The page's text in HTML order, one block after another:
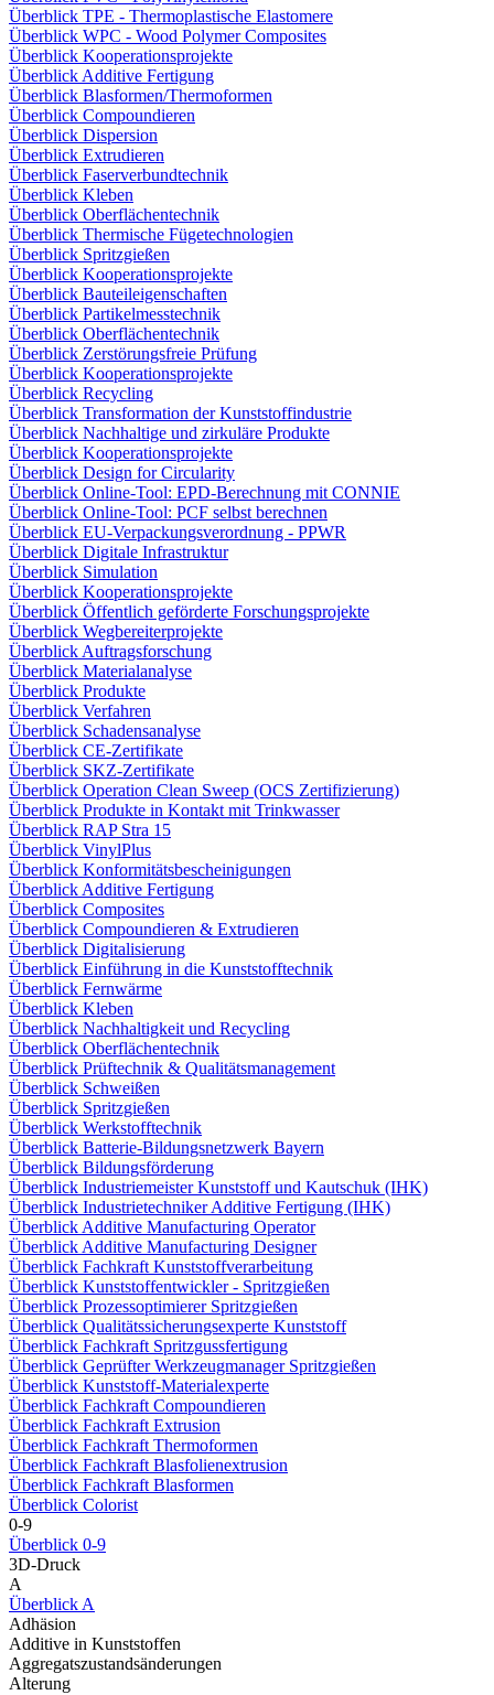
Überblick TPE - Thermoplastische Elastomere
Überblick WPC - Wood Polymer Composites
Überblick Kooperationsprojekte
Überblick Additive Fertigung
Überblick Blasformen/Thermoformen
Überblick Compoundieren
Überblick Dispersion
Überblick Extrudieren
Überblick Faserverbundtechnik
Überblick Kleben
Überblick Oberflächentechnik
Überblick Thermische Fügetechnologien
Überblick Spritzgießen
Überblick Kooperationsprojekte
Überblick Bauteileigenschaften
Überblick Partikelmesstechnik
Überblick Oberflächentechnik
Überblick Zerstörungsfreie Prüfung
Überblick Kooperationsprojekte
Überblick Recycling
Überblick Transformation der Kunststoffindustrie
Überblick Nachhaltige und zirkuläre Produkte
Überblick Kooperationsprojekte
Überblick Design for Circularity
Überblick Online-Tool: EPD-Berechnung mit CONNIE
Überblick Online-Tool: PCF selbst berechnen
Überblick EU-Verpackungsverordnung - PPWR
Überblick Digitale Infrastruktur
Überblick Simulation
Überblick Kooperationsprojekte
Überblick Öffentlich geförderte Forschungsprojekte
Überblick Wegbereiterprojekte
Überblick Auftragsforschung
Überblick Materialanalyse
Überblick Produkte
Überblick Verfahren
Überblick Schadensanalyse
Überblick CE-Zertifikate
Überblick SKZ-Zertifikate
Überblick Operation Clean Sweep (OCS Zertifizierung)
Überblick Produkte in Kontakt mit Trinkwasser
Überblick RAP Stra 15
Überblick VinylPlus
Überblick Konformitätsbescheinigungen
Überblick Additive Fertigung
Überblick Composites
Überblick Compoundieren & Extrudieren
Überblick Digitalisierung
Überblick Einführung in die Kunststofftechnik
Überblick Fernwärme
Überblick Kleben
Überblick Nachhaltigkeit und Recycling
Überblick Oberflächentechnik
Überblick Prüftechnik & Qualitätsmanagement
Überblick Schweißen
Überblick Spritzgießen
Überblick Werkstofftechnik
Überblick Batterie-Bildungsnetzwerk Bayern
Überblick Bildungsförderung
Überblick Industriemeister Kunststoff und Kautschuk (IHK)
Überblick Industrietechniker Additive Fertigung (IHK)
Überblick Additive Manufacturing Operator
Überblick Additive Manufacturing Designer
Überblick Fachkraft Kunststoffverarbeitung
Überblick Kunststoffentwickler - Spritzgießen
Überblick Prozessoptimierer Spritzgießen
Überblick Qualitätssicherungsexperte Kunststoff
Überblick Fachkraft Spritzgussfertigung
Überblick Geprüfter Werkzeugmanager Spritzgießen
Überblick Kunststoff-Materialexperte
Überblick Fachkraft Compoundieren
Überblick Fachkraft Extrusion
Überblick Fachkraft Thermoformen
Überblick Fachkraft Blasfolienextrusion
Überblick Fachkraft Blasformen
Überblick Colorist
0-9
Überblick 0-9
3D-Druck
A
Überblick A
Adhäsion
Additive in Kunststoffen
Aggregatszustandsänderungen
Alterung